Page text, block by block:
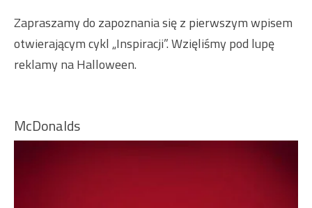
Zapraszamy do zapoznania się z pierwszym wpisem
otwierającym cykl „Inspiracji”. Wzięliśmy pod lupę
reklamy na Halloween.
McDonalds